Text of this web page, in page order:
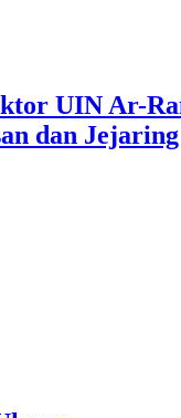
UIN Ar-
dan Jejaring